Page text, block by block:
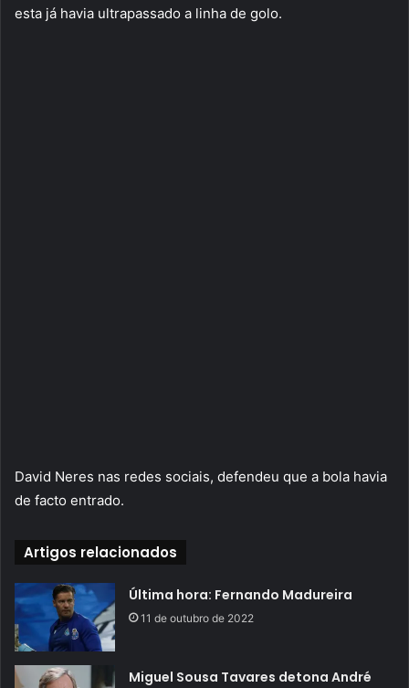
esta já havia ultrapassado a linha de golo.
David Neres nas redes sociais, defendeu que a bola havia
de facto entrado.
Artigos relacionados
Última hora: Fernando Madureira
11 de outubro de 2022
Miguel Sousa Tavares detona André